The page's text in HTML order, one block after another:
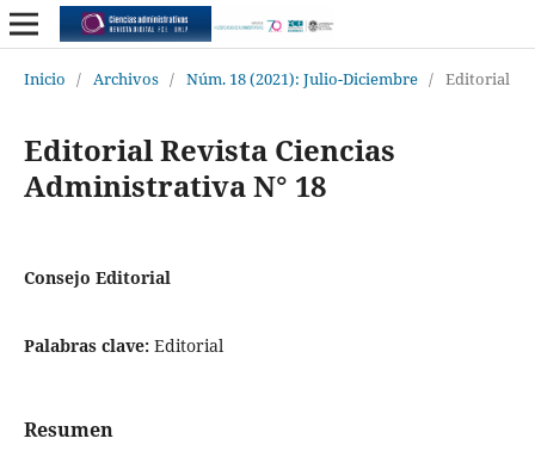
Inicio / Archivos / Núm. 18 (2021): Julio-Diciembre / Editorial
Editorial Revista Ciencias
Administrativa N° 18
Consejo Editorial
Palabras clave: Editorial
Resumen